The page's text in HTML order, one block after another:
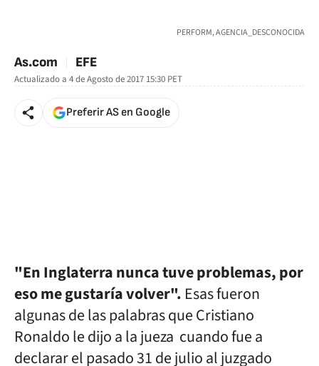
PERFORM, AGENCIA_DESCONOCIDA
As.com EFE
Actualizado a 4 de Agosto de 2017 15:30 PET
Preferir AS en Google
"En Inglaterra nunca tuve problemas, por
eso me gustaría volver". Esas fueron
algunas de las palabras que Cristiano
Ronaldo le dijo a la jueza cuando fue a
declarar el pasado 31 de julio al juzgado